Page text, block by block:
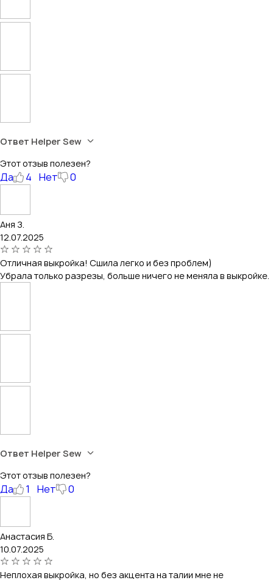
Ответ Helper Sew
Этот отзыв полезен?
Да 4 Нет 0
Аня З.
12.07.2025
Отличная выкройка! Сшила легко и без проблем)
Убрала только разрезы, больше ничего не меняла в выкройке.
Ответ Helper Sew
Этот отзыв полезен?
Да 1 Нет 0
Анастасия Б.
10.07.2025
Неплохая выкройка, но без акцента на талии мне не